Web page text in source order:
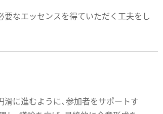
要なエッセンスを得ていただく工夫をし
に進むように、参加者をサポートす